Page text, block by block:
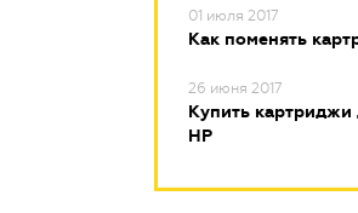
01 июля 2017
Как поменять
26 июня 2017
Купить картриджи
HP